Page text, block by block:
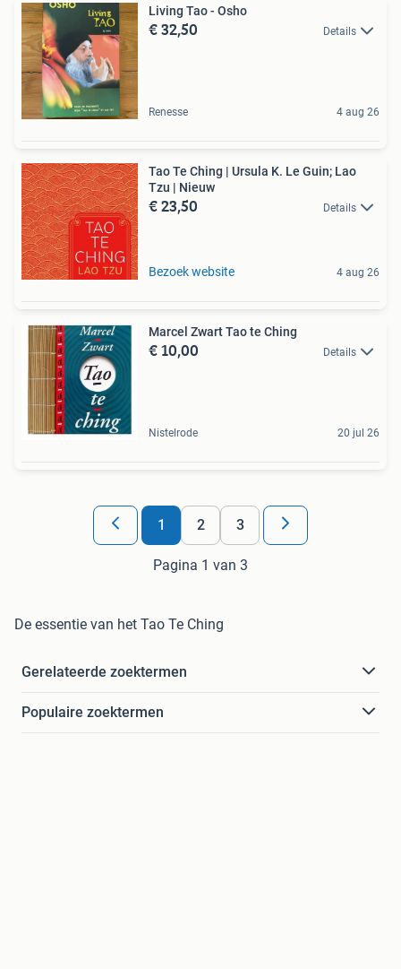
Living Tao - Osho
€ 32,50 Details
Renesse 4 aug 26
Tao Te Ching | Ursula K. Le Guin; Lao
Tzu | Nieuw
€ 23,50 Details
Bezoek website 4 aug 26
Marcel Zwart Tao te Ching
€ 10,00 Details
Nistelrode 20 jul 26
1 2 3
Pagina 1 van 3
De essentie van het Tao Te Ching
Gerelateerde zoektermen
Populaire zoektermen